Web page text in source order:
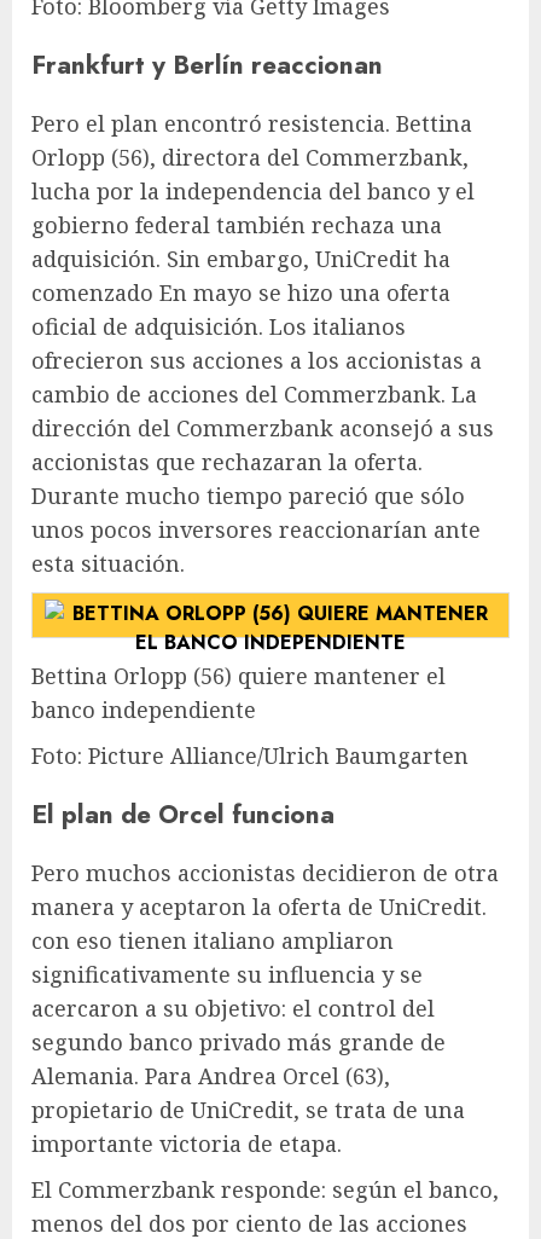
Frankfurt y Berlín reaccionan
Pero el plan encontró resistencia. Bettina
Orlopp (56), directora del Commerzbank,
lucha por la independencia del banco y el
gobierno federal también rechaza una
adquisición. Sin embargo, UniCredit ha
comenzado En mayo se hizo una oferta
oficial de adquisición. Los italianos
ofrecieron sus acciones a los accionistas a
cambio de acciones del Commerzbank. La
dirección del Commerzbank aconsejó a sus
accionistas que rechazaran la oferta.
Durante mucho tiempo pareció que sólo
unos pocos inversores reaccionarían ante
esta situación.
Bettina Orlopp (56) quiere mantener el
banco independiente
Foto: Picture Alliance/Ulrich Baumgarten
El plan de Orcel funciona
Pero muchos accionistas decidieron de otra
manera y aceptaron la oferta de UniCredit.
con eso tienen italiano ampliaron
significativamente su influencia y se
acercaron a su objetivo: el control del
segundo banco privado más grande de
Alemania. Para Andrea Orcel (63),
propietario de UniCredit, se trata de una
importante victoria de etapa.
El Commerzbank responde: según el banco,
menos del dos por ciento de las acciones